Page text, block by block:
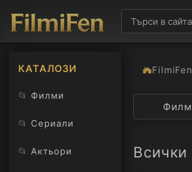
КАТАЛОЗИ
📂 Филми
📂 Сериали
📂 Актьори
FilmiFen
Категория